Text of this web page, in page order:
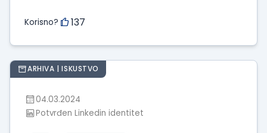
Korisno? 137
ARHIVA | ISKUSTVO
04.03.2024
Potvrđen Linkedin identitet